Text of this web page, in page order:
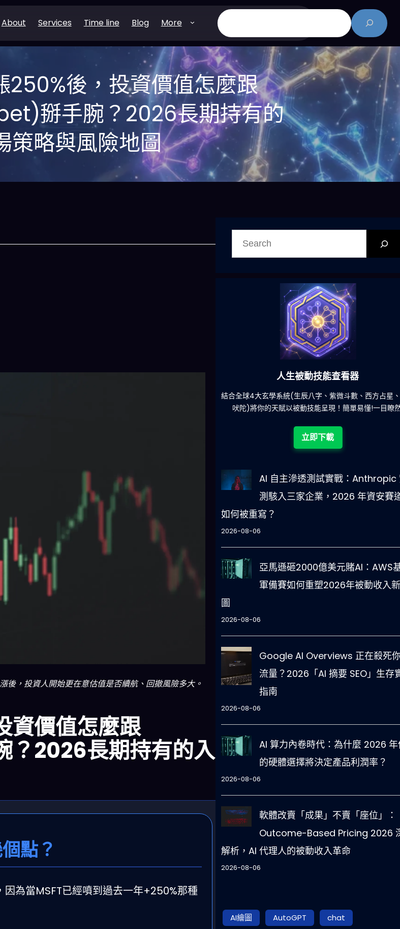
About Services Time line Blog More
搜
尋
250%後，投資價值怎麼跟
掰手腕？2026長期持有的
策略與風險地圖
後，投資人開始更在意估值是否續航、回撤風險多大。
資價值怎麼跟
2026長期持有的入
點？
為當MSFT已經噴到過去一年+250%那種
今晚吃什麽 人生被動技能查看器
結合全球4大玄學系統(生辰八字、紫微斗數、西方占星
吠陀)將你的天賦以被動技能呈現！簡單易懂!一目瞭
立即下載
AI 自主滲透測試實戰：Anthropic
測駭入三家企業，2026 年資安賽
如何被重寫？
2026-08-06
亞馬遜砸2000億美元賭AI：AWS
軍備賽如何重塑2026年被動收入
圖
2026-08-06
Google AI Overviews 正在殺死
流量？2026「AI 摘要 SEO」生存
指南
2026-08-06
AI 算力內卷時代：為什麼 2026 年
的硬體選擇將決定產品利潤率？
2026-08-06
軟體改賣「成果」不賣「座位」：
Outcome-Based Pricing 2026
解析，AI 代理人的被動收入革命
2026-08-06
AI繪圖 AutoGPT
chat